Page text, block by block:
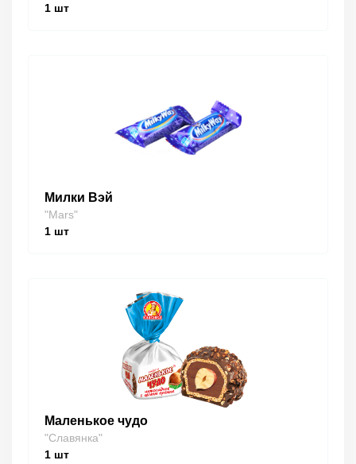
1 шт
Милки Вэй
"Mars"
1 шт
Маленькое чудо
"Славянка"
1 шт